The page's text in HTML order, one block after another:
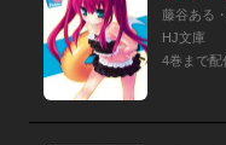
藤谷ある
HJ文庫
4巻まで配